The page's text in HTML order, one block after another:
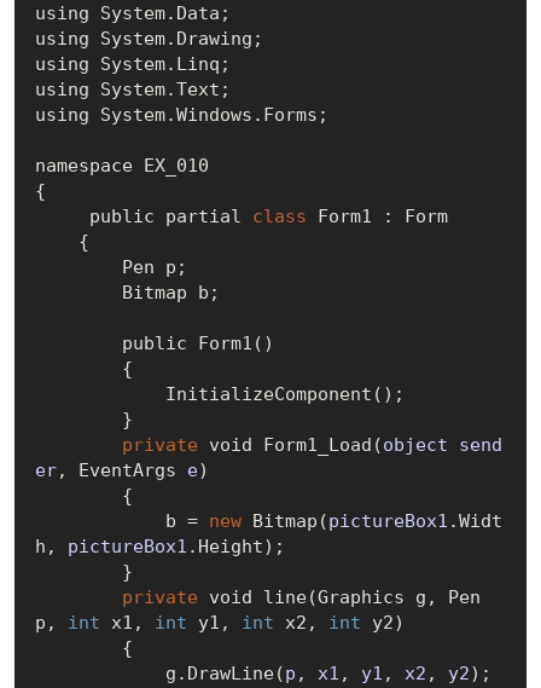
using System.Data;
using System.Drawing;
using System.Linq;
using System.Text;
using System.Windows.Forms;
namespace EX_010
{
     public partial
class Form1 : Form
        public
Form1()
InitializeComponent() ;
private void Form1_Load(object
send
er, EventArgs e)
            b =
new Bitmap(pictureBox1 .Widt
h, pictureBox1 .Height) ;
private void line(Graphics g, Pen
p,
int x1, int y1, int x2, int y2)
            g.
DrawLine(p , x1 , y1 , x2 , y2)